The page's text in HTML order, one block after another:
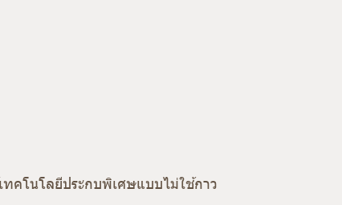
คโนโลยีประกบพิเศษแบบไม่ใช้กาว